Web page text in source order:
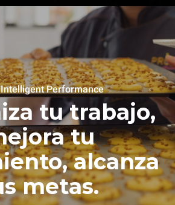
Performance
tu trabajo,
tu
alcanza
metas.